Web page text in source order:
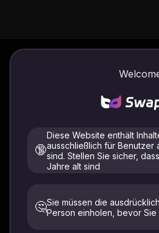
🔞
Diese Website enthält
ausschließlich für Benutzer
sind. Stellen Sie sicher,
Jahre alt sind
🤔Sie müssen die
Person einholen, bevor
mindestens 18 Jahre alt sein.